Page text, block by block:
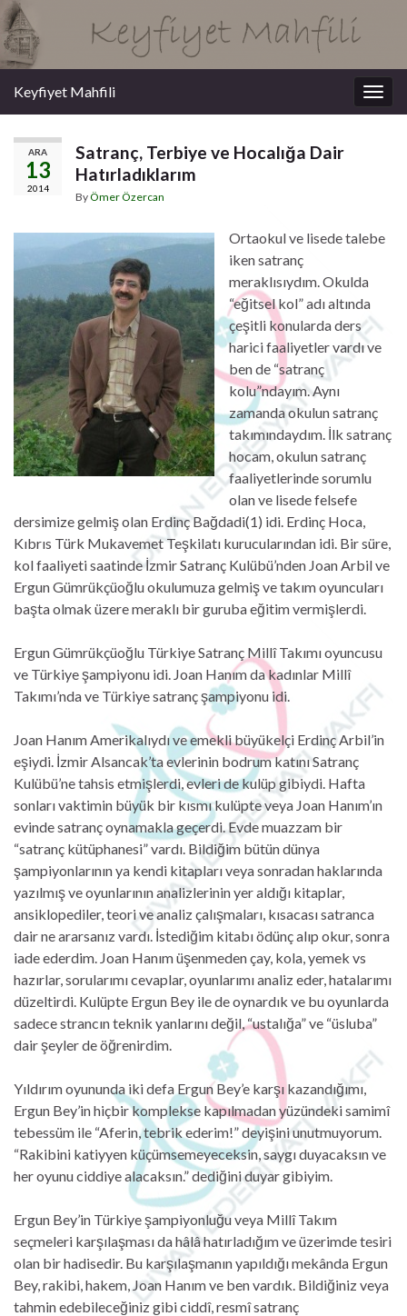
Keyfiyet Mahfili
ARA
13
2014
Satranç, Terbiye ve Hocalığa Dair
Hatırladıklarım
ByÖmer Özercan
Ortaokul ve lisede talebe
iken satranç
meraklısıydım. Okulda
“eğitsel kol” adı altında
çeşitli konularda ders
harici faaliyetler vardı ve
ben de “satranç
kolu”ndayım. Aynı
zamanda okulun satranç
takımındaydım. İlk satranç
hocam, okulun satranç
faaliyetlerinde sorumlu
olan ve lisede felsefe
dersimize gelmiş olan Erdinç Bağdadi(1) idi. Erdinç Hoca,
Kıbrıs Türk Mukavemet Teşkilatı kurucularından idi. Bir süre,
kol faaliyeti saatinde İzmir Satranç Kulübü’nden Joan Arbil ve
Ergun Gümrükçüoğlu okulumuza gelmiş ve takım oyuncuları
başta olmak üzere meraklı bir guruba eğitim vermişlerdi.
Ergun Gümrükçüoğlu Türkiye Satranç Millî Takımı oyuncusu
ve Türkiye şampiyonu idi. Joan Hanım da kadınlar Millî
Takımı’nda ve Türkiye satranç şampiyonu idi.
Joan Hanım Amerikalıydı ve emekli büyükelçi Erdinç Arbil’in
eşiydi. İzmir Alsancak’ta evlerinin bodrum katını Satranç
Kulübü’ne tahsis etmişlerdi, evleri de kulüp gibiydi. Hafta
sonları vaktimin büyük bir kısmı kulüpte veya Joan Hanım’ın
evinde satranç oynamakla geçerdi. Evde muazzam bir
“satranç kütüphanesi” vardı. Bildiğim bütün dünya
şampiyonlarının ya kendi kitapları veya sonradan haklarında
yazılmış ve oyunlarının analizlerinin yer aldığı kitaplar,
ansiklopediler, teori ve analiz çalışmaları, kısacası satranca
dair ne ararsanız vardı. İstediğim kitabı ödünç alıp okur, sonra
iade ederdim. Joan Hanım üşenmeden çay, kola, yemek vs
hazırlar, sorularımı cevaplar, oyunlarımı analiz eder, hatalarımı
düzeltirdi. Kulüpte Ergun Bey ile de oynardık ve bu oyunlarda
sadece strancın teknik yanlarını değil, “ustalığa” ve “üsluba”
dair şeyler de öğrenirdim.
Yıldırım oyununda iki defa Ergun Bey’e karşı kazandığımı,
Ergun Bey’in hiçbir komplekse kapılmadan yüzündeki samimî
tebessüm ile “Aferin, tebrik ederim!” deyişini unutmuyorum.
“Rakibini katiyyen küçümsemeyeceksin, saygı duyacaksın ve
her oyunu ciddiye alacaksın.” dediğini duyar gibiyim.
Ergun Bey’in Türkiye şampiyonluğu veya Millî Takım
seçmeleri karşılaşması da hâlâ hatırladığım ve üzerimde tesiri
olan bir hadisedir. Bu karşılaşmanın yapıldığı mekânda Ergun
Bey, rakibi, hakem, Joan Hanım ve ben vardık. Bildiğiniz veya
tahmin edebileceğiniz gibi ciddî, resmî satranç